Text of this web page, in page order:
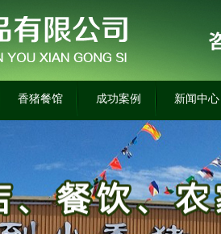
香猪餐馆 成功案例 新闻中心